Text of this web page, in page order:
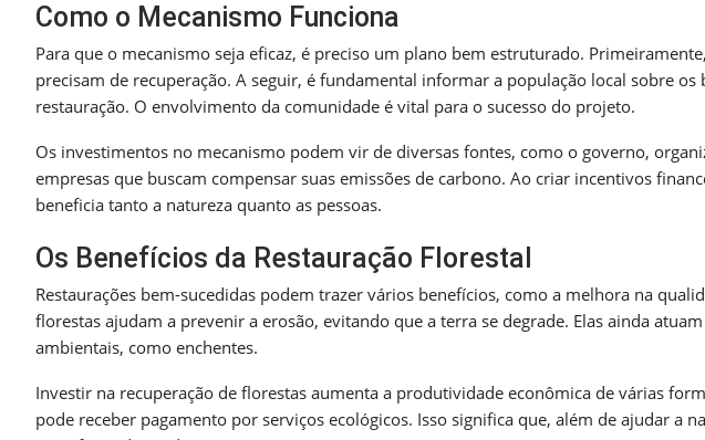
Como o Mecanismo Funciona
Para que o mecanismo seja eficaz, é preciso um plano bem estruturado.
precisam de recuperação. A seguir, é fundamental informar a população local sobre
restauração. O envolvimento da comunidade é vital para o sucesso do projeto.
Os investimentos no mecanismo podem vir de diversas fontes, como o governo,
empresas que buscam compensar suas emissões de carbono. Ao criar incentivos
beneficia tanto a natureza quanto as pessoas.
Os Benefícios da Restauração Florestal
Restaurações bem-sucedidas podem trazer vários benefícios, como a melhora na
florestas ajudam a prevenir a erosão, evitando que a terra se degrade. Elas ainda
ambientais, como enchentes.
Investir na recuperação de florestas aumenta a produtividade econômica de várias
pode receber pagamento por serviços ecológicos. Isso significa que, além de ajudar a